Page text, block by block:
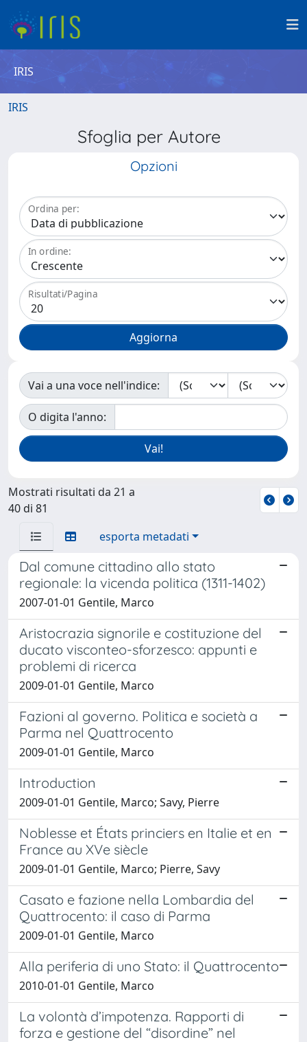
IRIS
IRIS
Sfoglia per Autore
Opzioni
Ordina per:
In ordine:
Risultati/Pagina
Vai a una voce nell'indice:
O digita l'anno:
Mostrati risultati da 21 a
40 di 81
esporta metadati
Dal comune cittadino allo stato
regionale: la vicenda politica (1311-1402)
2007-01-01 Gentile, Marco
Aristocrazia signorile e costituzione del
ducato visconteo-sforzesco: appunti e
problemi di ricerca
2009-01-01 Gentile, Marco
Fazioni al governo. Politica e società a
Parma nel Quattrocento
2009-01-01 Gentile, Marco
Introduction
2009-01-01 Gentile, Marco; Savy, Pierre
Noblesse et États princiers en Italie et en
France au XVe siècle
2009-01-01 Gentile, Marco; Pierre, Savy
Casato e fazione nella Lombardia del
Quattrocento: il caso di Parma
2009-01-01 Gentile, Marco
Alla periferia di uno Stato: il Quattrocento
2010-01-01 Gentile, Marco
La volontà d’impotenza. Rapporti di
forza e gestione del “disordine” nel